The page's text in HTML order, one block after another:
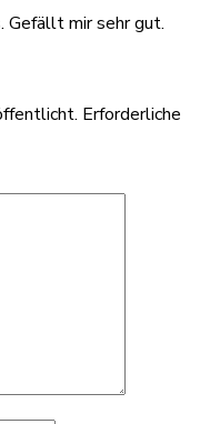
Gefällt mir sehr gut.
Erforderliche